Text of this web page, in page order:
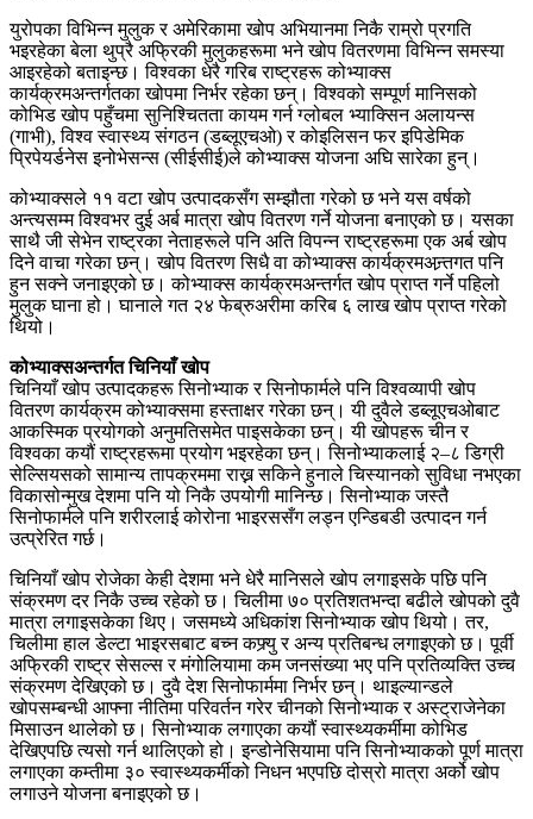
युरोपका विभिन्न मुलुक र अमेरिकामा खोप अभियानमा निकै राम्रो प्रगति
भइरहेका बेला थुप्रै अफ्रिकी मुलुकहरूमा भने खोप वितरणमा विभिन्न समस्या
आइरहेको बताइन्छ। विश्वका धेरै गरिब राष्ट्रहरू कोभ्याक्स
कार्यक्रमअन्तर्गतका खोपमा निर्भर रहेका छन्। विश्वको सम्पूर्ण मानिसको
कोभिड खोप पहुँचमा सुनिश्चितता कायम गर्न ग्लोबल भ्याक्सिन अलायन्स
(गाभी), विश्व स्वास्थ्य संगठन (डब्लूएचओ) र कोइलिसन फर इपिडेमिक
प्रिपेयर्डनेस इनोभेसन्स (सीईसीई)ले कोभ्याक्स योजना अघि सारेका हुन्।
कोभ्याक्सले ११ वटा खोप उत्पादकसँग सम्झौता गरेको छ भने यस वर्षको
अन्त्यसम्म विश्वभर दुई अर्ब मात्रा खोप वितरण गर्ने योजना बनाएको छ। यसका
साथै जी सेभेन राष्ट्रका नेताहरूले पनि अति विपन्न राष्ट्रहरूमा एक अर्ब खोप
दिने वाचा गरेका छन्। खोप वितरण सिधै वा कोभ्याक्स कार्यक्रमअन्र्तगत पनि
हुन सक्ने जनाइएको छ। कोभ्याक्स कार्यक्रमअन्तर्गत खोप प्राप्त गर्ने पहिलो
मुलुक घाना हो। घानाले गत २४ फेब्रुअरीमा करिब ६ लाख खोप प्राप्त गरेको
थियो।
कोभ्याक्सअन्तर्गत चिनियाँ खोप
चिनियाँ खोप उत्पादकहरू सिनोभ्याक र सिनोफार्मले पनि विश्वव्यापी खोप
वितरण कार्यक्रम कोभ्याक्समा हस्ताक्षर गरेका छन्। यी दुवैले डब्लूएचओबाट
आकस्मिक प्रयोगको अनुमतिसमेत पाइसकेका छन्। यी खोपहरू चीन र
विश्वका कयौं राष्ट्रहरूमा प्रयोग भइरहेका छन्। सिनोभ्याकलाई २–८ डिग्री
सेल्सियसको सामान्य तापक्रममा राख्न सकिने हुनाले चिस्यानको सुविधा नभएका
विकासोन्मुख देशमा पनि यो निकै उपयोगी मानिन्छ। सिनोभ्याक जस्तै
सिनोफार्मले पनि शरीरलाई कोरोना भाइरससँग लड्न एन्डिबडी उत्पादन गर्न
उत्प्रेरित गर्छ।
चिनियाँ खोप रोजेका केही देशमा भने धेरै मानिसले खोप लगाइसके पछि पनि
संक्रमण दर निकै उच्च रहेको छ। चिलीमा ७० प्रतिशतभन्दा बढीले खोपको दुवै
मात्रा लगाइसकेका थिए। जसमध्ये अधिकांश सिनोभ्याक खोप थियो। तर,
चिलीमा हाल डेल्टा भाइरसबाट बच्न कफ्र्यु र अन्य प्रतिबन्ध लगाइएको छ। पूर्वी
अफ्रिकी राष्ट्र सेसल्स र मंगोलियामा कम जनसंख्या भए पनि प्रतिव्यक्ति उच्च
संक्रमण देखिएको छ। दुवै देश सिनोफार्ममा निर्भर छन्। थाइल्यान्डले
खोपसम्बन्धी आफ्ना नीतिमा परिवर्तन गरेर चीनको सिनोभ्याक र अस्ट्राजेनेका
मिसाउन थालेको छ। सिनोभ्याक लगाएका कयौं स्वास्थ्यकर्मीमा कोभिड
देखिएपछि त्यसो गर्न थालिएको हो। इन्डोनेसियामा पनि सिनोभ्याकको पूर्ण मात्रा
लगाएका कम्तीमा ३० स्वास्थ्यकर्मीको निधन भएपछि दोस्रो मात्रा अर्को खोप
लगाउने योजना बनाइएको छ।